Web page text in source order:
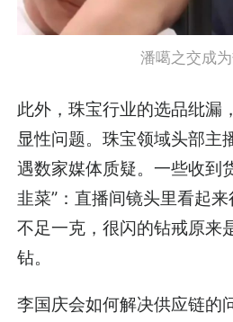
潘噶之交成
此外，珠宝行业的选品纰漏
显性问题。珠宝领域头部主
遇数家媒体质疑。一些收到
韭菜”：直播间镜头里看起
不足一克，很闪的钻戒原来
钻。
李国庆会如何解决供应链的